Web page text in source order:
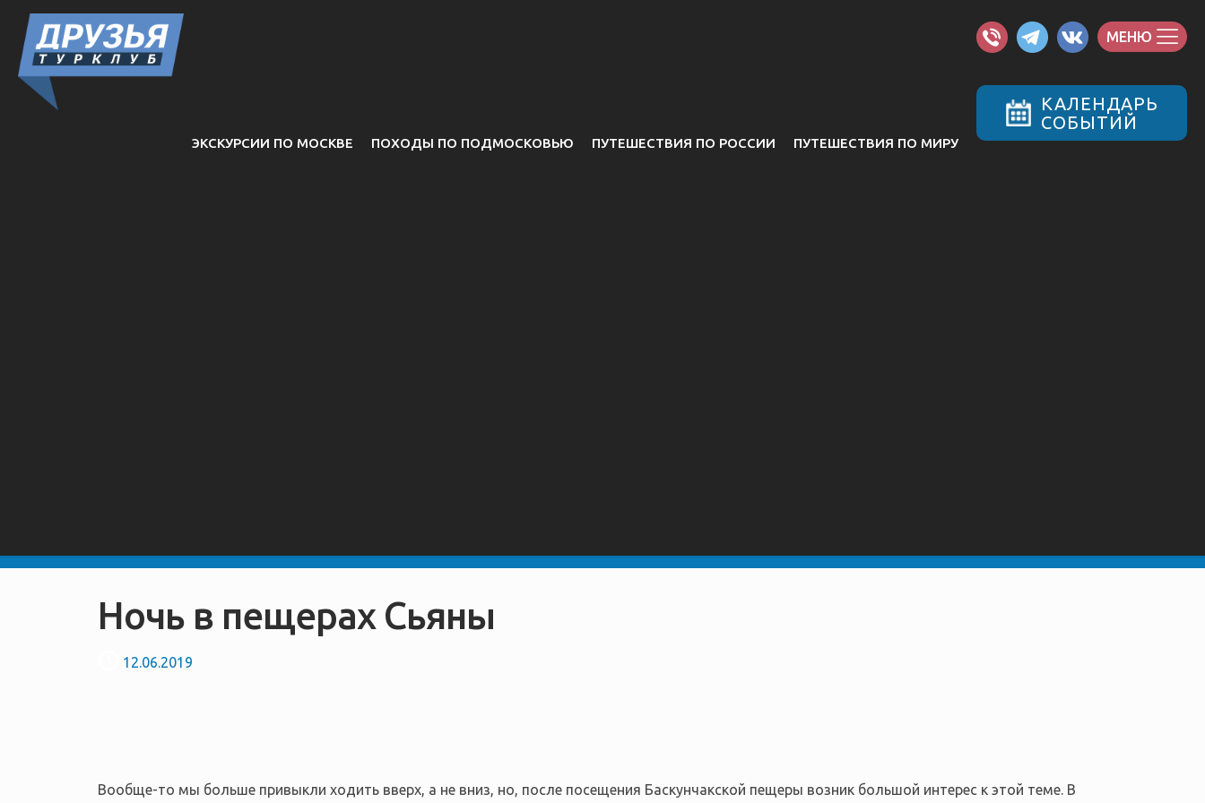
ЭКСКУРСИИ ПО МОСКВЕ ПОХОДЫ ПО ПОДМОСКОВЬЮ ПУТЕШЕСТВИЯ ПО РОССИИ ПУТЕШЕСТВИЯ ПО МИРУ
МЕНЮ
КАЛЕНДАРЬ
СОБЫТИЙ
Ночь в пещерах Сьяны
12.06.2019
Вообще-то мы больше привыкли ходить вверх, а не вниз, но, после посещения Баскунчакской пещеры возник большой интерес к этой теме. В